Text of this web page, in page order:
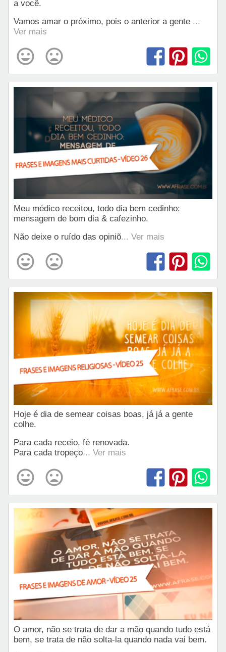
a você.
Vamos amar o próximo, pois o anterior a gente ...
Ver mais
Meu médico receitou, todo dia bem cedinho:
mensagem de bom dia & cafezinho.
Não deixe o ruído das opiniõ... Ver mais
Hoje é dia de semear coisas boas, já já a gente
colhe.
Para cada receio, fé renovada.
Para cada tropeço... Ver mais
O amor, não se trata de dar a mão quando tudo está
bem, se trata de não solta-la quando nada vai bem.